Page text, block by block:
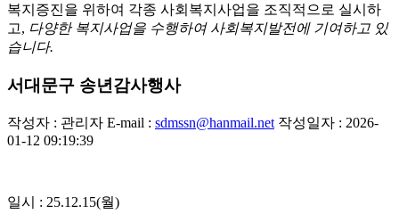
복지증진을 위하여 각종 사회복지사업을 조직적으로 실시하
고, 다양한 복지사업을 수행하여 사회복지발전에 기여하고 있
습니다.
서대문구 송년감사행사
작성자 : 관리자 E-mail : sdmssn@hanmail.net 작성일자 : 2026-
01-12 09:19:39
일시 : 25.12.15(월)